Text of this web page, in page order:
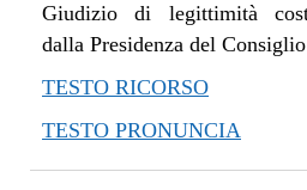
Giudizio di legittimità
dalla Presidenza del
TESTO RICORSO
TESTO PRONUNCIA